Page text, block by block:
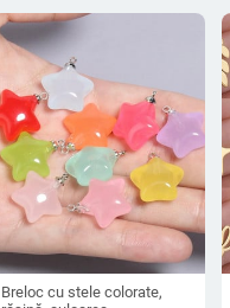
Breloc cu stele colorate,